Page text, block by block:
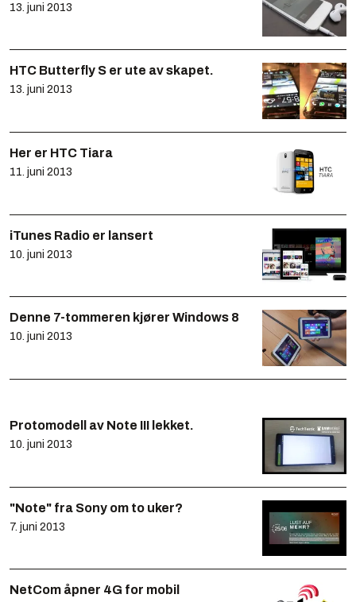
13. juni 2013
HTC Butterfly S er ute av skapet.
13. juni 2013
Her er HTC Tiara
11. juni 2013
iTunes Radio er lansert
10. juni 2013
Denne 7-tommeren kjører Windows 8
10. juni 2013
Protomodell av Note III lekket.
10. juni 2013
"Note" fra Sony om to uker?
7. juni 2013
NetCom åpner 4G for mobil